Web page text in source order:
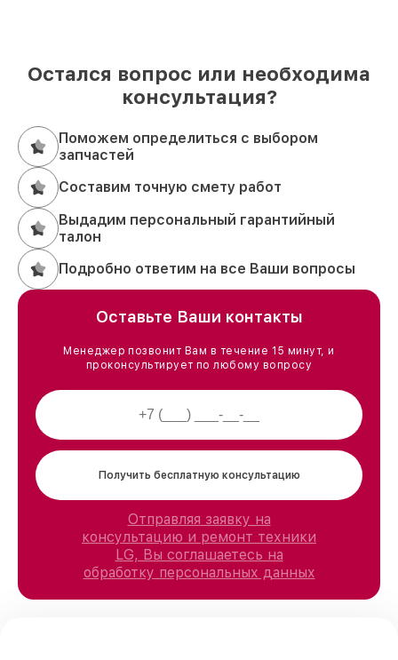
Остался вопрос или необходима
консультация?
Поможем определиться с выбором
запчастей
Составим точную смету работ
Выдадим персональный гарантийный
талон
Подробно ответим на все Ваши вопросы
Оставьте Ваши контакты
Менеджер позвонит Вам в течение 15 минут, и
проконсультирует по любому вопросу
Получить бесплатную консультацию
Отправляя заявку на
консультацию и ремонт техники
LG, Вы соглашаетесь на
обработку персональных данных